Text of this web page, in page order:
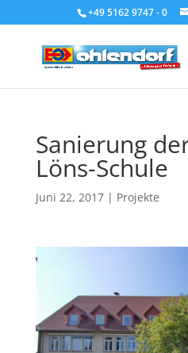
+49 5162 9747 - 0
Sanierung
Löns-Schule
Juni 22, 2017| Projekte